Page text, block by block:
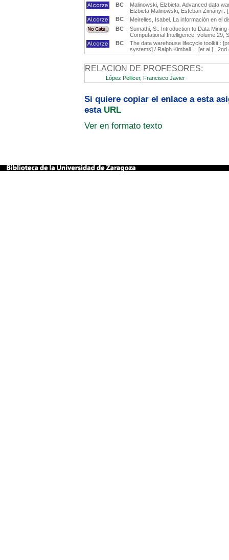
BC
Malinowski, Elzbieta. Advanced data
Elzbieta Malinowski, Esteban Zimányi .
BC
Meirelles, Isabel. La información en el
BC
Sumathi, S.. Introduction to Data
Computational Intelligence, volume 29,
BC
The data warehouse lifecycle toolkit :
systems] / Ralph Kimball ... [et al.] .
RELACION DE PROFESORES:
López Pellicer, Francisco Javier
Si quiere copiar el enlace a esta
esta URL
Ver en formato texto